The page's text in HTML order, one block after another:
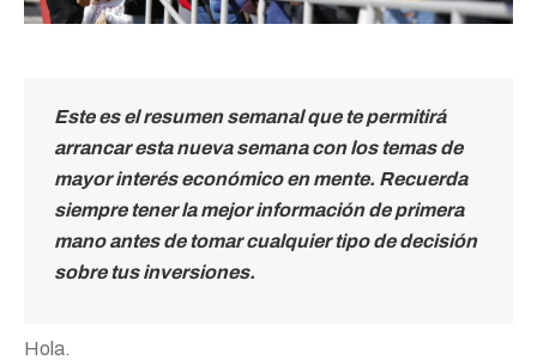
Este es el resumen semanal que te permitirá
arrancar esta nueva semana con los temas de
mayor interés económico en mente. Recuerda
siempre tener la mejor información de primera
mano antes de tomar cualquier tipo de decisión
sobre tus inversiones.
Hola.